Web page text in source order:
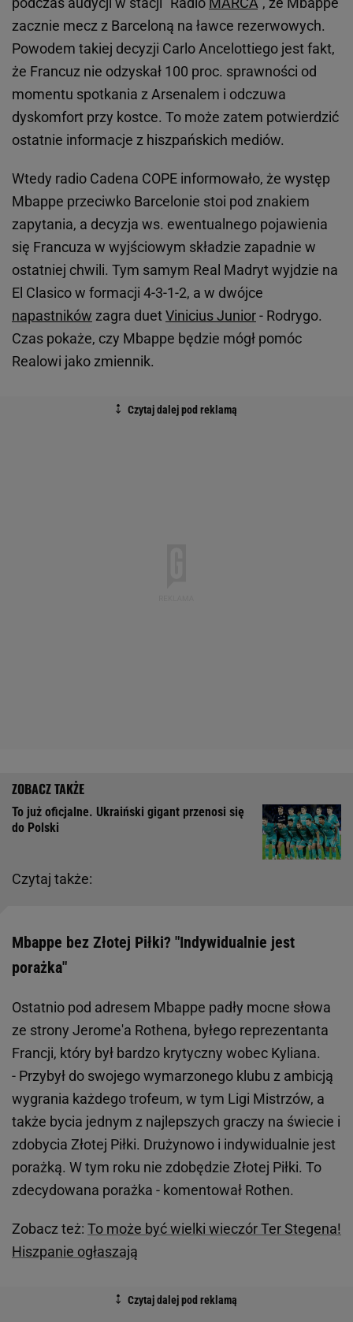
zacznie mecz z Barceloną na ławce rezerwowych.
Powodem takiej decyzji Carlo Ancelottiego jest fakt,
że Francuz nie odzyskał 100 proc. sprawności od
momentu spotkania z Arsenalem i odczuwa
dyskomfort przy kostce. To może zatem potwierdzić
ostatnie informacje z hiszpańskich mediów.
Wtedy radio Cadena COPE informowało, że występ
Mbappe przeciwko Barcelonie stoi pod znakiem
zapytania, a decyzja ws. ewentualnego pojawienia
się Francuza w wyjściowym składzie zapadnie w
ostatniej chwili. Tym samym Real Madryt wyjdzie na
El Clasico w formacji 4-3-1-2, a w dwójce
napastników zagra duetVinicius Junior- Rodrygo.
Czas pokaże, czy Mbappe będzie mógł pomóc
Realowi jako zmiennik.
Czytaj także:
To już oficjalne. Ukraiński gigant przenosi się
do Polski
Mbappe bez Złotej Piłki? "Indywidualnie jest
porażka"
Ostatnio pod adresem Mbappe padły mocne słowa
ze strony Jerome'a Rothena, byłego reprezentanta
Francji, który był bardzo krytyczny wobec Kyliana.
- Przybył do swojego wymarzonego klubu z ambicją
wygrania każdego trofeum, w tym Ligi Mistrzów, a
także bycia jednym z najlepszych graczy na świecie i
zdobycia Złotej Piłki. Drużynowo i indywidualnie jest
porażką. W tym roku nie zdobędzie Złotej Piłki. To
zdecydowana porażka - komentował Rothen.
Zobacz też: To może być wielki wieczór Ter Stegena!
Hiszpanie ogłaszają